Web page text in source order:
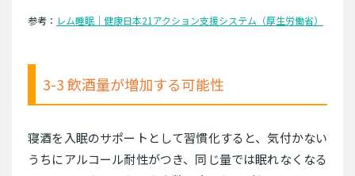
参考： レム睡眠｜健康日本21アクション支援システム（厚生労働省）
3-3 飲酒量が増加する可能性
寝酒を入眠のサポートとして習慣化すると、気付かない
うちにアルコール耐性がつき、同じ量では眠れなくなる